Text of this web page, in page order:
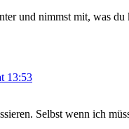
und nimmst mit, was
13:53
Selbst wenn ich